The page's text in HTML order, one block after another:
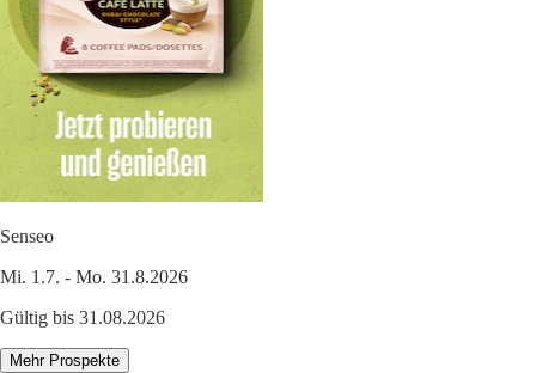
Senseo
Mi. 1.7. - Mo. 31.8.2026
Gültig bis 31.08.2026
Mehr Prospekte